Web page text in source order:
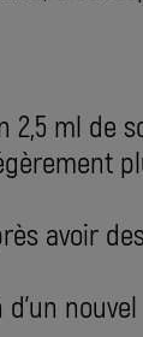
ml de
avoir
nouvel